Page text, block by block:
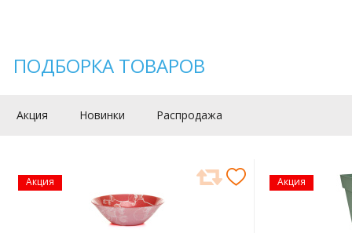
ПОДБОРКА ТОВАРОВ
Акция Новинки Распродажа
Акция Акция